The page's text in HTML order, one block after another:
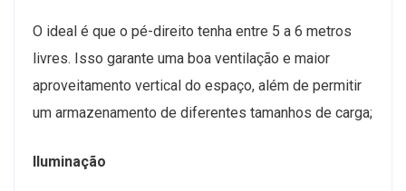
O ideal é que o pé-direito tenha entre 5 a 6 metros
livres. Isso garante uma boa ventilação e maior
aproveitamento vertical do espaço, além de permitir
um armazenamento de diferentes tamanhos de carga;
Iluminação